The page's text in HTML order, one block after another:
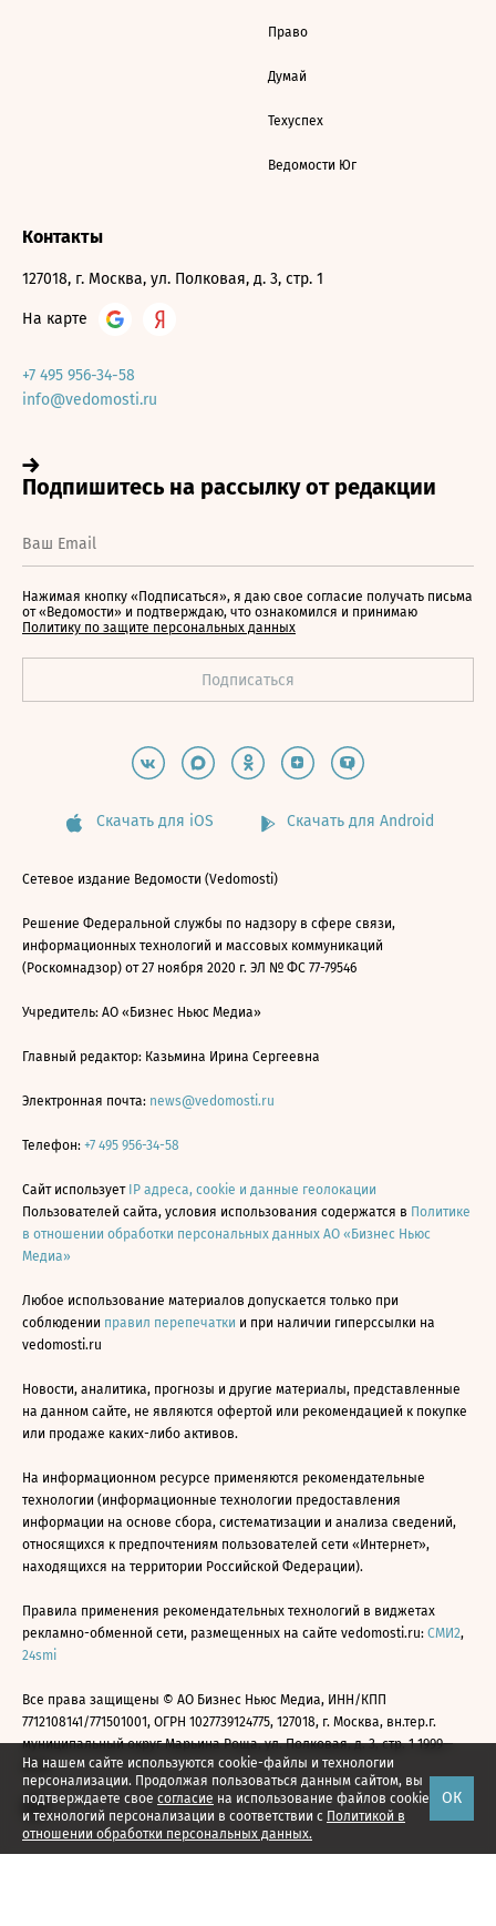
На нашем сайте используются cookie-файлы и технологии
персонализации. Продолжая пользоваться данным сайтом, вы
подтверждаете свое согласие на использование файлов cookie
и технологий персонализации в соответствии с Политикой в
отношении обработки персональных данных.
ОК
Право
Думай
Техуспех
Ведомости Юг
Контакты
127018, г. Москва, ул. Полковая, д. 3, стр. 1
На карте
+7 495 956-34-58
info@vedomosti.ru
Нажимая кнопку «Подписаться», я даю свое согласие получать письма
от «Ведомости» и подтверждаю, что ознакомился и принимаю
Политику по защите персональных данных
Скачать для iOS Скачать для Android
Сетевое издание Ведомости (Vedomosti)
Решение Федеральной службы по надзору в сфере связи,
информационных технологий и массовых коммуникаций
(Роскомнадзор) от 27 ноября 2020 г. ЭЛ № ФС 77-79546
Учредитель: АО «Бизнес Ньюс Медиа»
Главный редактор: Казьмина Ирина Сергеевна
Электронная почта: news@vedomosti.ru
Телефон: +7 495 956-34-58
Сайт использует IP адреса, cookie и данные геолокации
Пользователей сайта, условия использования содержатся в Политике
в отношении обработки персональных данных АО «Бизнес Ньюс
Медиа»
Любое использование материалов допускается только при
соблюдении правил перепечатки и при наличии гиперссылки на
vedomosti.ru
Новости, аналитика, прогнозы и другие материалы, представленные
на данном сайте, не являются офертой или рекомендацией к покупке
или продаже каких-либо активов.
На информационном ресурсе применяются рекомендательные
технологии (информационные технологии предоставления
информации на основе сбора, систематизации и анализа сведений,
относящихся к предпочтениям пользователей сети «Интернет»,
находящихся на территории Российской Федерации).
Правила применения рекомендательных технологий в виджетах
рекламно-обменной сети, размещенных на сайте vedomosti.ru: СМИ2,
24smi
Все права защищены © АО Бизнес Ньюс Медиа, ИНН/КПП
7712108141/771501001, ОГРН 1027739124775, 127018, г. Москва, вн.тер.г.
муниципальный округ Марьина Роща, ул. Полковая, д. 3, стр. 1 1999—
2026